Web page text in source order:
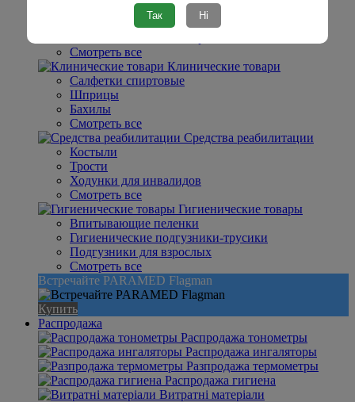
Тесты на беременность
Тесты на овуляцию
Смотреть все
Клинические товари
Салфетки спиртовые
Шприцы
Бахилы
Смотреть все
Средства реабилитации
Костыли
Трости
Ходунки для инвалидов
Смотреть все
Гигиенические товары
Впитывающие пеленки
Гигиенические подгузники-трусики
Подгузники для взрослых
Смотреть все
Встречайте PARAMED Flagman
Купить
Распродажа
Распродажа тонометры
Распродажа ингаляторы
Разпродажа термометры
Распродажа гигиена
Витратні матеріали
Так Ні